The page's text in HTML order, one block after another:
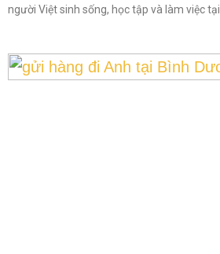
người Việt sinh sống, học tập và làm việc tại